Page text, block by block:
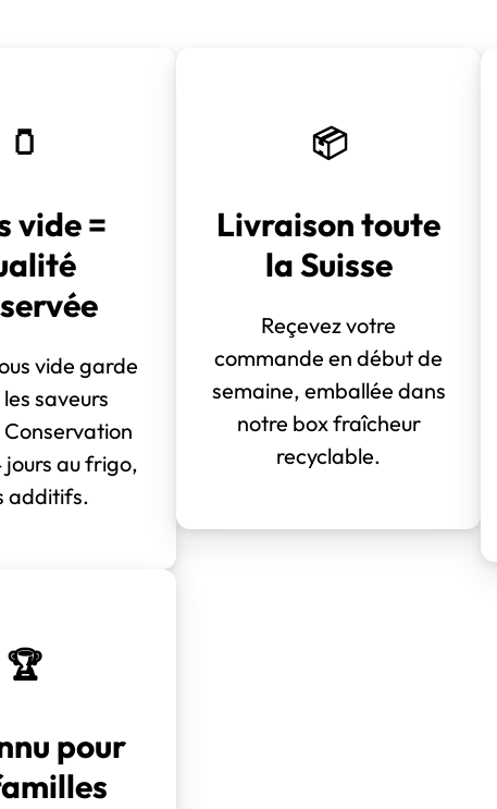
🫙
vide =
vide garde
saveurs
jours au frigo,
additifs.
📦
Livraison toute
la Suisse
Reçevez votre
commande en début de
semaine, emballée dans
notre box fraîcheur
recyclable.
🏆
pour